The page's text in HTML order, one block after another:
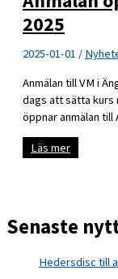
2025
2025-01-01 /
Anmälan till VM i
dags att sätta kurs
öppnar anmälan till
Anmälan
öppnar
Läs mer
Senaste
Hedersdisc till